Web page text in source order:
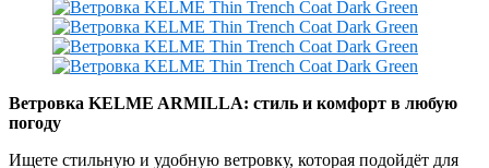
Ветровка KELME ARMILLA: стиль и комфорт в любую
погоду
Ищете стильную и удобную ветровку, которая подойдёт для